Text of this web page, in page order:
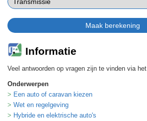
Informatie
Veel antwoorden op vragen zijn te vinden via het
Onderwerpen
Een auto of caravan kiezen
Wet en regelgeving
Hybride en elektrische auto's